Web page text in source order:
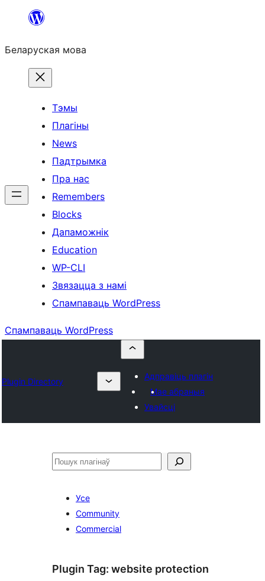
Перайсці
змесціва
Беларуская мова
Тэмы
Плагіны
News
Падтрымка
Пра нас
Remembers
Blocks
Дапаможнік
Education
WP-CLI
Звязацца з намі
Спампаваць WordPress
Спампаваць WordPress
Plugin Directory
Адправіць плагін
Мае абраныя
Увайсці
Пошук
Усе
Community
Commercial
Plugin Tag: website protection